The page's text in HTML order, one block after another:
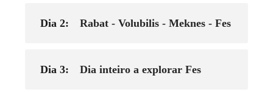
Dia 2: Rabat - Volubilis - Meknes - Fes
Dia 3: Dia inteiro a explorar Fes